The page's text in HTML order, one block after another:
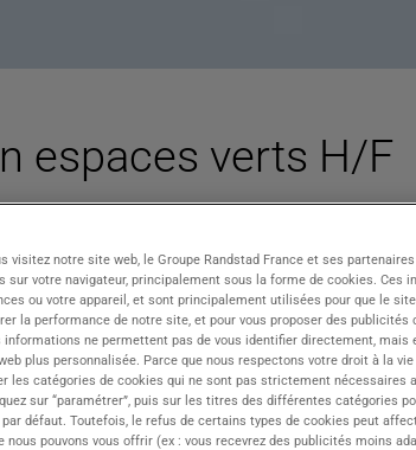
espaces verts H/F
spécialisé dans les espaces verts, un agent
visitez notre site web, le Groupe Randstad France et ses
sur votre navigateur, principalement sous la forme de cookies. Ces
ou votre appareil, et sont principalement utilisées pour que le
la performance de notre site, et pour vous proposer des publicités
informations ne permettent pas de vous identifier directement, mais
plus personnalisée. Parce que nous respectons votre droit à la
les catégories de cookies qui ne sont pas strictement nécessaires
sur “paramétrer”, puis sur les titres des différentes catégories
défaut. Toutefois, le refus de certains types de cookies peut
nous pouvons vous offrir (ex : vous recevrez des publicités moins